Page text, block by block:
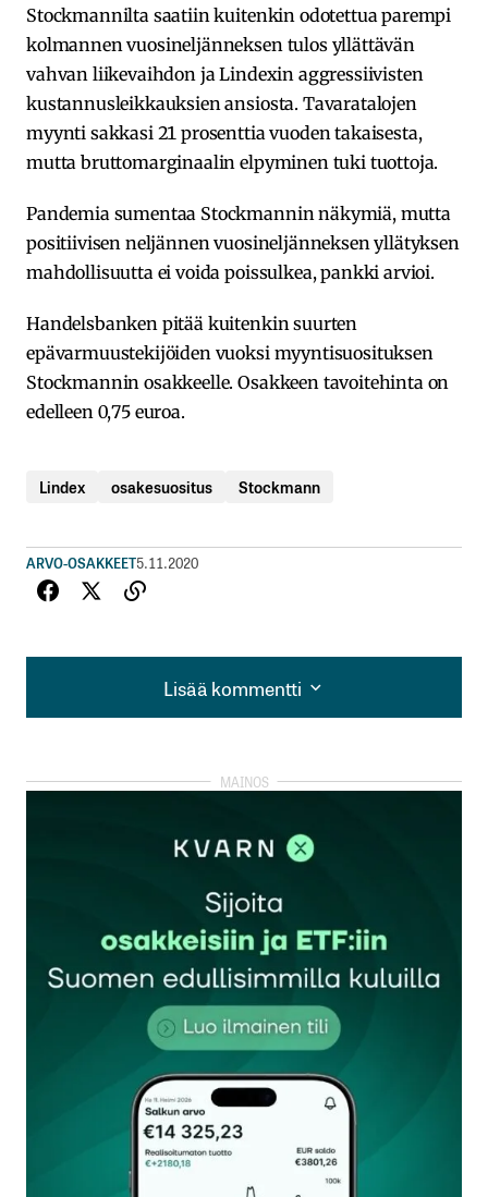
Stockmannilta saatiin kuitenkin odotettua parempi
kolmannen vuosineljänneksen tulos yllättävän
vahvan liikevaihdon ja Lindexin aggressiivisten
kustannusleikkauksien ansiosta. Tavaratalojen
myynti sakkasi 21 prosenttia vuoden takaisesta,
mutta bruttomarginaalin elpyminen tuki tuottoja.
Pandemia sumentaa Stockmannin näkymiä, mutta
positiivisen neljännen vuosineljänneksen yllätyksen
mahdollisuutta ei voida poissulkea, pankki arvioi.
Handelsbanken pitää kuitenkin suurten
epävarmuustekijöiden vuoksi myyntisuosituksen
Stockmannin osakkeelle. Osakkeen tavoitehinta on
edelleen 0,75 euroa.
Lindex osakesuositus Stockmann
ARVO-OSAKKEET5.11.2020
Lisää kommentti
Lisää kommentti
kirjautua
rekisteröityä
Sähköpostiosoitettasi ei julkaista.Pakolliset
kentät on merkitty*
Kommentti*